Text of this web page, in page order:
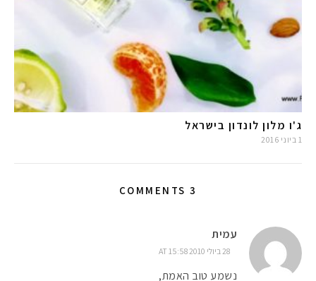
ג'ו מלון לונדון בישראל
1 ביוני 2016
3 COMMENTS
עמית
28 ביולי 2010 AT 15:58
נשמע טוב האמת,